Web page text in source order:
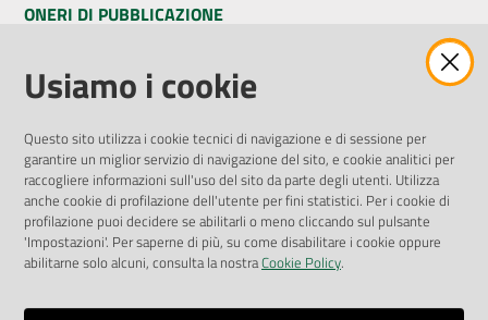
ONERI DI PUBBLICAZIONE
Amministrazione Trasparente
Pubblicità legale
Privacy Policy
Attuazione Misure PNRR
Liste di Attesa
ENTI, IMPRESE E PARTNER
Fatturazione Elettronica
Usiamo i cookie
Questo sito utilizza i cookie tecnici di navigazione e di sessione per
garantire un miglior servizio di navigazione del sito, e cookie analitici per
raccogliere informazioni sull'uso del sito da parte degli utenti. Utilizza
anche cookie di profilazione dell'utente per fini statistici. Per i cookie di
profilazione puoi decidere se abilitarli o meno cliccando sul pulsante
'Impostazioni'. Per saperne di più, su come disabilitare i cookie oppure
abilitarne solo alcuni, consulta la nostraCookie Policy.